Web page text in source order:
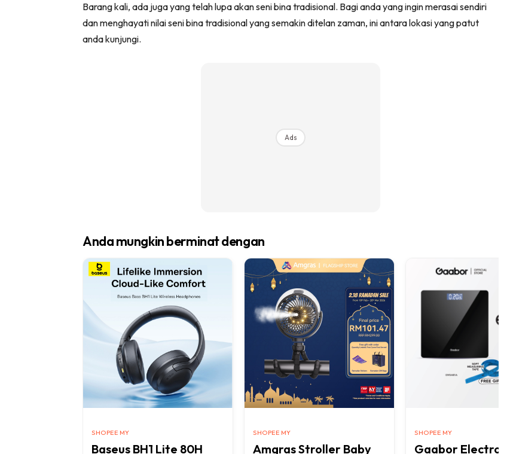
Bilik Tidur
Dapur
Makeover Ruang Selebriti
Destinasi
Video
Beli Di Mana
Buat Sendiri
Ilham Impiana
Ilham Impiana 360
Ilham Impiana Inspirasi Selebriti
Impiana TV
Casa Impiana
Impiana MakeOver
Lahar Dekor
Barang kali, ada juga yang telah lupa akan seni bina tradisional. Bagi anda yang ingin merasai sendiri
dan menghayati nilai seni bina tradisional yang semakin ditelan zaman, ini antara lokasi yang patut
anda kunjungi.
Ads
Anda mungkin berminat dengan
SHOPEE MY
Baseus BH1 Lite 80H
SHOPEE MY
Amgras Stroller Baby
SHOPEE MY
Gaabor Electronic